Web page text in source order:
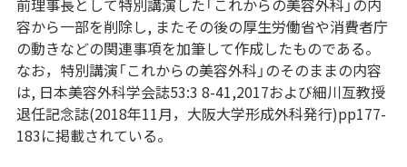
前理事長として特別講演した「これからの美容外科」の内
容から一部を削除し, またその後の厚生労働省や消費者庁
の動きなどの関連事項を加筆して作成したものである。
なお，特別講演「これからの美容外科」のそのままの内容
は, 日本美容外科学会誌53:3 8-41,2017および細川亙教授
退任記念誌(2018年11月，大阪大学形成外科発行)pp177-
183に掲載されている。